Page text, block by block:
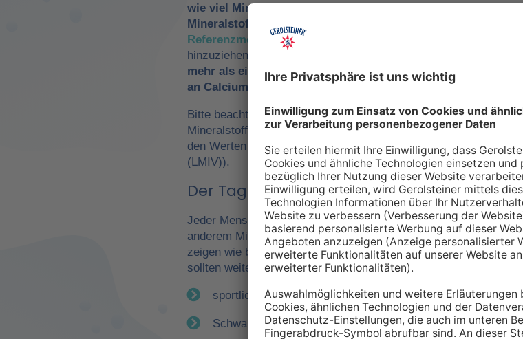
wie viel Mineralwasser man für eine ausreichende
Mineralstoffzufuhrzu sich nehmen muss, kann man die
Referenzmengen für die tägliche Zufuhr von Mineralstoffen
hinzuziehen. So würde zum Beispiel
mehr als ein Drittel des empfohlenen Nährstoffbezugwerts
an Calcium und Magnesium
Bitte beachte, dass es sich bei den Angaben in der Tabelle zu
Mineralstoffen um Referenzwertehandelt. Wir orientieren uns
den Werten der Europäischen Union (EU-Verordnung Nr. 1169/
(LMIV)).
Der Tagesbedarf an Mineralien – so
Jeder Mensch hat einen individuellen Bedarf an Mineralstoffen,
anderem Mineralwasser, gedeckt werden kann. Die
zeigen wie bereits erwähnt lediglich einen Richtwert. Um den
sollten weitere Faktoren miteinbezogen werden:
sportliche Betätigung
Schwangerschaft